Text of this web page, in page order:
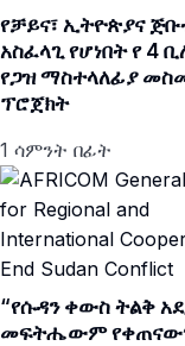
የቻይና፣ ኢትዮጵያና
አስፈላጊ የሆነበት የ 4
የጋዝ ማስተላለፊያ
ፕሮጀክት
1 ሳምንት በፊት
“የሱዳን ቀውስ ትልቅ
መፍትሔውም